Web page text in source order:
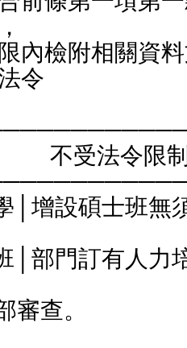
內檢附相關資
令
不受法令限制
│增設碩士班無
│部門訂有人力
查。